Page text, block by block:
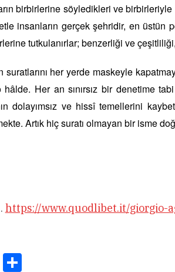
birbirlerine söyledikleri ve
insanların gerçek şehridir, en
tutkulanırlar; benzerliği ve çeşitliliği,
suratlarını her yerde maskeyle
hâlde. Her an sınırsız bir denetime
dolayımsız ve hissî temellerini
Artık hiç suratı olmayan bir isme
https://www.quodlibet.it/giorgio-
Gmail